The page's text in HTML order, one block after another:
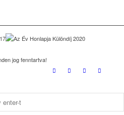
jog fenntartva!